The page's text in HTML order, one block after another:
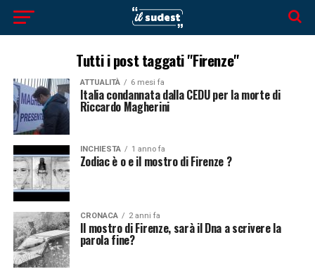
Tutti i post taggati "Firenze"
ATTUALITÀ 6 mesi fa
Italia condannata dalla CEDU per la morte di
Riccardo Magherini
INCHIESTA 1 anno fa
Zodiac è o e il mostro di Firenze ?
CRONACA 2 anni fa
Il mostro di Firenze, sarà il Dna a scrivere la
parola fine?